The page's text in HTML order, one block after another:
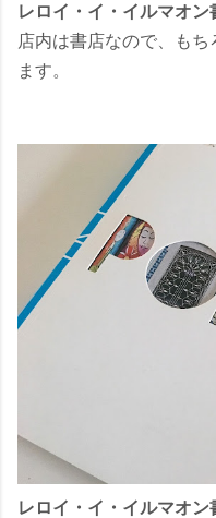
レロイ・イ・イルマオ
店内は書店なので、も
ます。
レロイ・イ・イルマオ